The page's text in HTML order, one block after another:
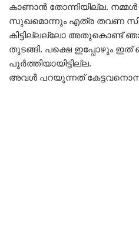
കാണാൻ തോന്നിയില്ല. നമ്മൾ
സുഖമൊന്നും എത്ര തവണ
കിട്ടില്ലല്ലോ അതുകൊണ്ട്
തുടങ്ങി. പക്ഷെ ഇപ്പോഴും ഇത്
പൂർത്തിയായിട്ടില്ല.
അവൾ പറയുന്നത്